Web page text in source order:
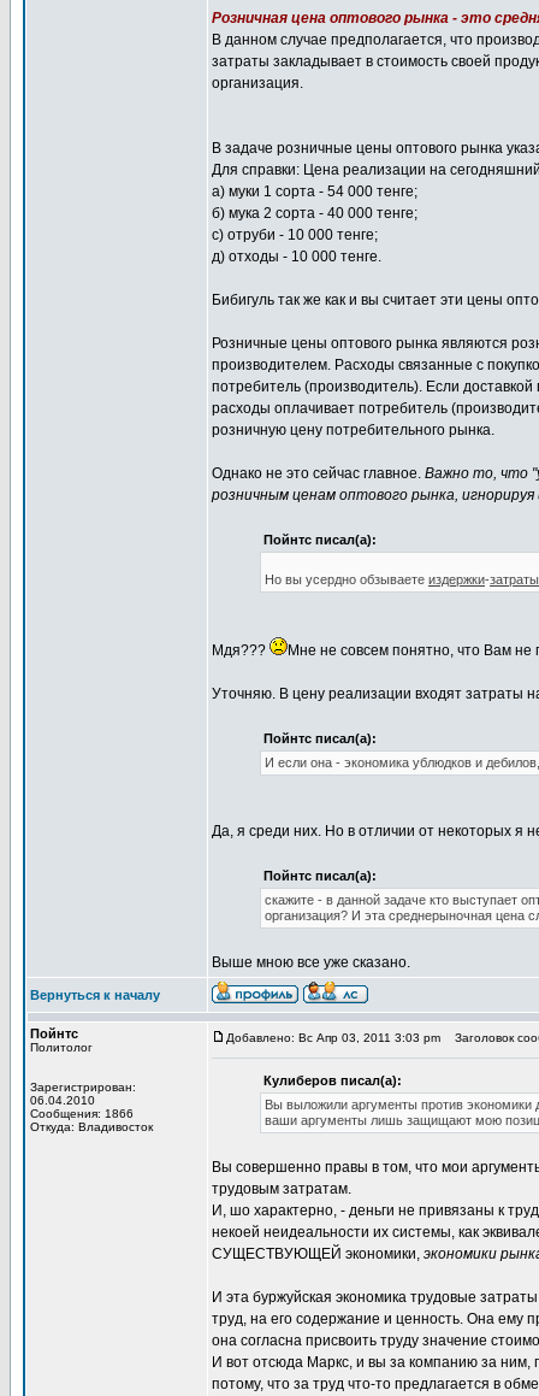
Розничная цена оптового рынка - это
В данном случае предполагается, что
затраты закладывает в стоимость своей
организация.
В задаче розничные цены оптового рынка
Для справки: Цена реализации на
а) муки 1 сорта - 54 000 тенге;
б) мука 2 сорта - 40 000 тенге;
с) отруби - 10 000 тенге;
д) отходы - 10 000 тенге.
Бибигуль так же как и вы считает эти цены
Розничные цены оптового рынка являются
производителем. Расходы связанные с
потребитель (производитель). Если
расходы оплачивает потребитель
розничную цену потребительного рынка.
Однако не это сейчас главное. Важно то, что
розничным ценам оптового рынка,
Пойнтс писал(а):
Но вы усердно обзываете издержки-затраты
Мдя??? Мне не совсем понятно, что Вам не
Уточняю. В цену реализации входят затраты
Пойнтс писал(а):
И если она - экономика ублюдков и
Да, я среди них. Но в отличии от некоторых я
Пойнтс писал(а):
скажите - в данной задаче кто выступает
организация? И эта среднерыночная цена
Выше мною все уже сказано.
Вернуться к началу
Пойнтс
Политолог
Зарегистрирован:
06.04.2010
Сообщения: 1866
Откуда: Владивосток
Добавлено: Вс Апр 03, 2011 3:03 pm Заголовок
Кулиберов писал(а):
Вы выложили аргументы против экономики
ваши аргументы лишь защищают мою
Вы совершенно правы в том, что мои
трудовым затратам.
И, шо характерно, - деньги не привязаны к
некоей неидеальности их системы, как
СУЩЕСТВУЮЩЕЙ экономики, экономики
И эта буржуйская экономика трудовые
труд, на его содержание и ценность. Она ему
она согласна присвоить труду значение
И вот отсюда Маркс, и вы за компанию за ним,
потому, что за труд что-то предлагается в